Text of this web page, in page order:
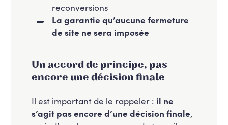
reconversions
La garantie qu’aucune fermeture
de site ne sera imposée
Un accord de principe, pas
encore une décision finale
Il est important de le rappeler : il ne
s’agit pas encore d’une décision finale,